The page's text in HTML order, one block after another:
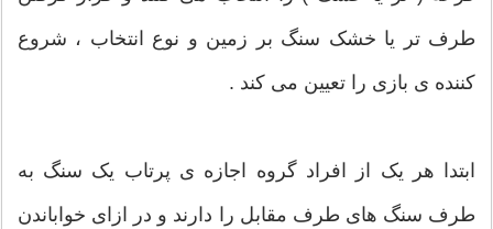
طرف تر یا خشک سنگ بر زمین و نوع انتخاب ، شروع
کننده ی بازی را تعیین می کند .
ابتدا هر یک از افراد گروه اجازه ی پرتاب یک سنگ به
طرف سنگ های طرف مقابل را دارند و در ازای خواباندن